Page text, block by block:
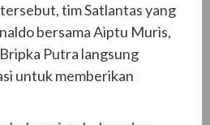
tim Satlantas yang
bersama Aiptu Muris,
Putra langsung
untuk memberikan